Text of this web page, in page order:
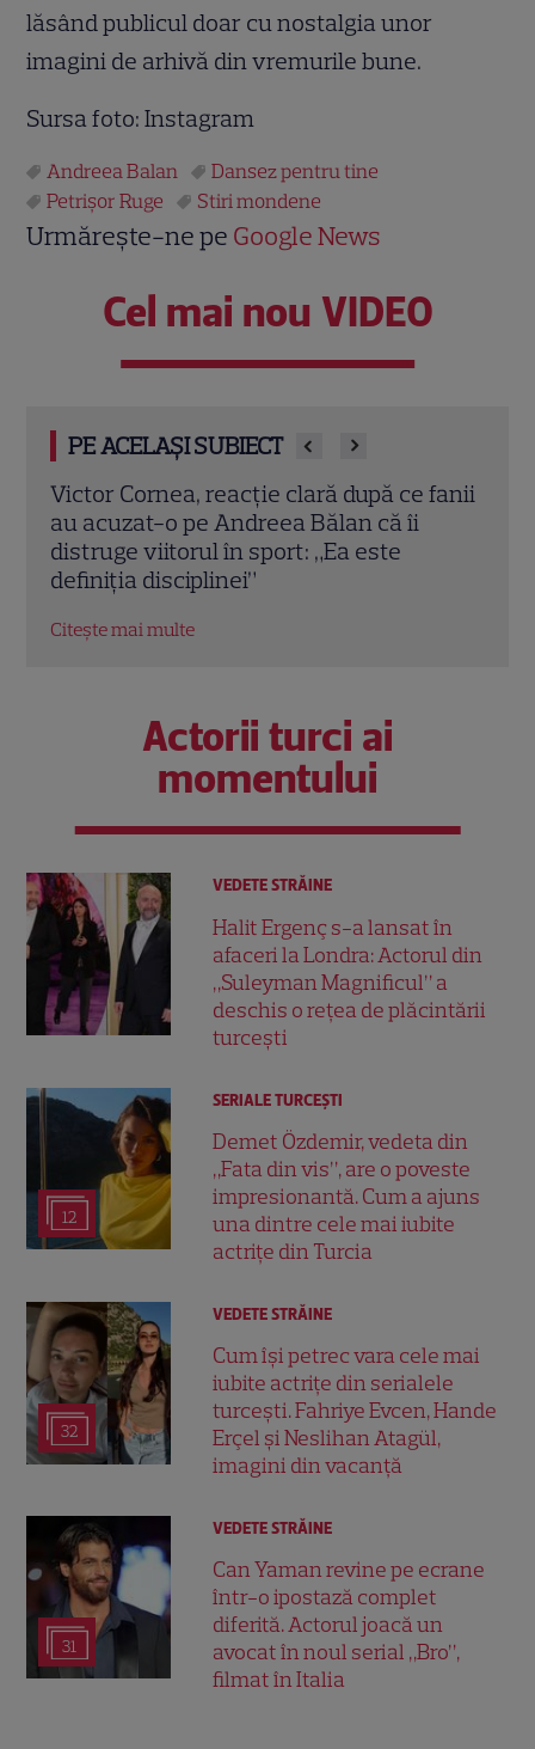
lăsând publicul doar cu nostalgia unor
imagini de arhivă din vremurile bune.
Sursa foto: Instagram
Andreea Balan
Dansez pentru tine
Petrişor Ruge
Stiri mondene
Urmărește-ne pe Google News
Cel mai nou VIDEO
PE ACELAȘI SUBIECT
Unde au plecat în vacanță vedetele din
România. Adela Popescu, Alina Eremia,
Cătălin Măruță și alții au dat startul verii
Citește mai multe
Actorii turci ai
momentului
VEDETE STRĂINE
Halit Ergenç s-a lansat în
afaceri la Londra: Actorul din
„Suleyman Magnificul” a
deschis o rețea de plăcintării
turcești
12
SERIALE TURCEŞTI
Demet Özdemir, vedeta din
„Fata din vis”, are o poveste
impresionantă. Cum a ajuns
una dintre cele mai iubite
actrițe din Turcia
32
VEDETE STRĂINE
Cum își petrec vara cele mai
iubite actrițe din serialele
turcești. Fahriye Evcen, Hande
Erçel și Neslihan Atagül,
imagini din vacanță
31
VEDETE STRĂINE
Can Yaman revine pe ecrane
într-o ipostază complet
diferită. Actorul joacă un
avocat în noul serial „Bro”,
filmat în Italia